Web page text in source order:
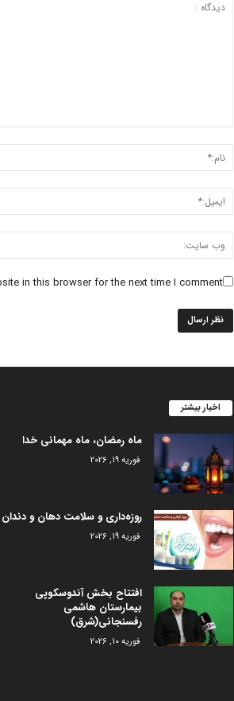
in this browser for the next time I comment.
اخبار بیشتر
ماه رمضان، ماه مهمانی خدا
فوریه 19, 2026
روزه‌داری و سلامت دهان و دندان
فوریه 19, 2026
افتتاح بخش آندوسکوپی
بیمارستان هاشمی
رفسنجانی(شرق)
فوریه 10, 2026